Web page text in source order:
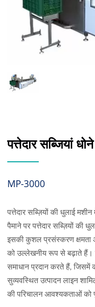
पत्तेदार सब्जियां
MP-3000
पत्तेदार सब्ज़ियों की धुलाई
पैमाने पर पत्तेदार सब्ज़ियों की
इसकी कुशल प्रसंस्करण क्षमता
को उल्लेखनीय रूप से बढ़ाते हैं।
समाधान प्रदान करते हैं,
सुव्यवस्थित उत्पादन लाइन
की परिचालन आवश्यकताओं को